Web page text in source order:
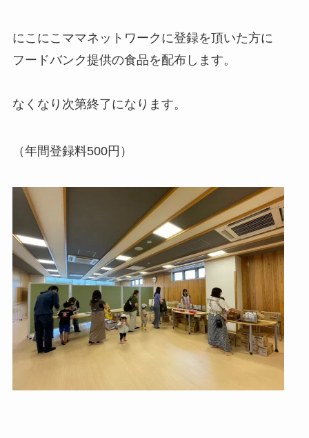
にこにこママネットワークに登録を頂いた方に
フードバンク提供の食品を配布します。
なくなり次第終了になります。
（年間登録料500円）